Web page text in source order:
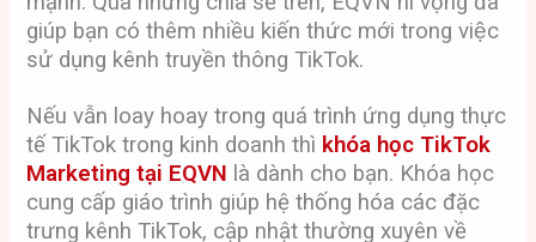
giúp bạn có thêm nhiều kiến thức mới trong việc
sử dụng kênh truyền thông TikTok.
Nếu vẫn loay hoay trong quá trình ứng dụng thực
tế TikTok trong kinh doanh thì khóa học TikTok
Marketing tại EQVN là dành cho bạn. Khóa học
cung cấp giáo trình giúp hệ thống hóa các đặc
trưng kênh TikTok, cập nhật thường xuyên về